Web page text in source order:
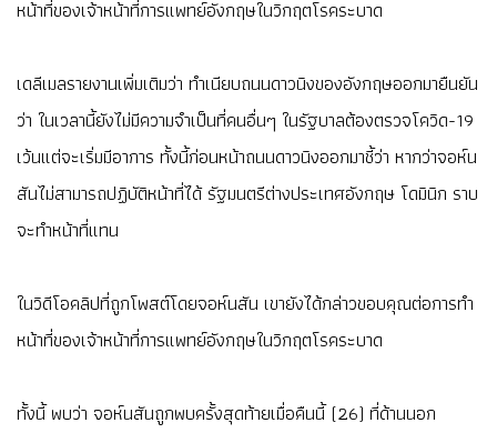
หน้าที่ของเจ้าหน้าที่การแพทย์อังกฤษในวิกฤตโรคระบาด
เดลีเมลรายงานเพิ่มเติมว่า ทำเนียบถนนดาวนิงของอังกฤษออกมายืนยัน
ว่า ในเวลานี้ยังไม่มีความจำเป็นที่คนอื่นๆ ในรัฐบาลต้องตรวจโควิด-19
เว้นแต่จะเริ่มมีอาการ ทั้งนี้ก่อนหน้าถนนดาวนิงออกมาชี้ว่า หากว่าจอห์น
สันไม่สามารถปฏิบัติหน้าที่ได้ รัฐมนตรีต่างประเทศอังกฤษ โดมินิก ราบ
จะทำหน้าที่แทน
ในวิดีโอคลิปที่ถูกโพสต์โดยจอห์นสัน เขายังได้กล่าวขอบคุณต่อการทำ
หน้าที่ของเจ้าหน้าที่การแพทย์อังกฤษในวิกฤตโรคระบาด
ทั้งนี้ พบว่า จอห์นสันถูกพบครั้งสุดท้ายเมื่อคืนนี้ (26) ที่ด้านนอก